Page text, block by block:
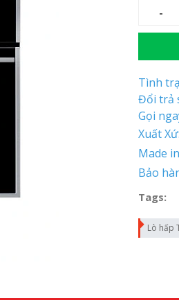
Tình
Đổi trả
Gọi
Xuất
Made
Bảo
Tags:
Lò hấp